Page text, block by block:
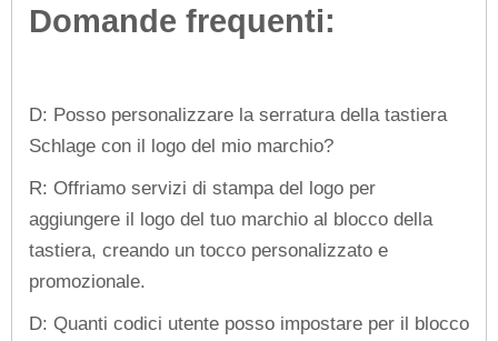
Domande frequenti:
D: Posso personalizzare la serratura della tastiera
Schlage con il logo del mio marchio?
R: Offriamo servizi di stampa del logo per
aggiungere il logo del tuo marchio al blocco della
tastiera, creando un tocco personalizzato e
promozionale.
D: Quanti codici utente posso impostare per il blocco